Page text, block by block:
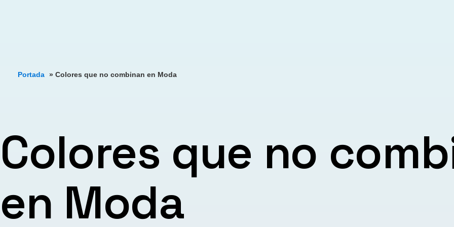
Portada » Colores que no combinan en Moda
Colores que no
en Moda